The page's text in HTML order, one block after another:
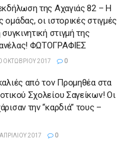
της Αχαγιάς 82 – Η
ομάδας, οι ιστορικές στιγμές
στιγμή της
ΦΩΤΟΓΡΑΦΙΕΣ
ΟΚΤΩΒΡΊΟΥ 2017 0
από τον Προμηθέα στα
Σχολείου Σαγείκων! Οι
την “καρδιά” τους –
2017 0